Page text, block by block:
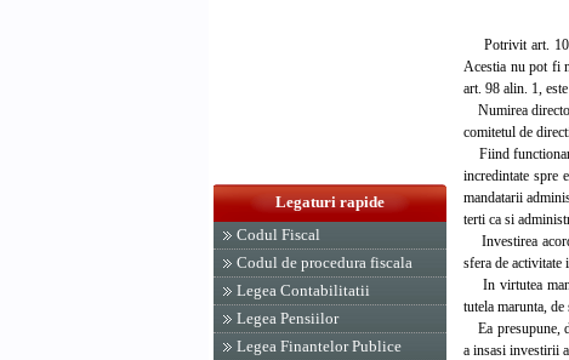
Legaturi rapide
Codul Fiscal
Codul de procedura fiscala
Legea Contabilitatii
Legea Pensiilor
Legea Finantelor Publice
Potrivit art. 105
Acestia nu pot fi
art. 98 alin. 1,
Numirea
comitetul de
Fiind
incredintate spre
mandatarii
terti ca si
Investirea
sfera de activitate
In virtutea
tutela marunta,
Ea presupune,
a insasi investirii